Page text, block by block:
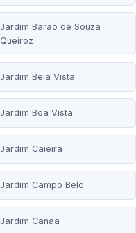
Jardim Barão de Souza
Queiroz
Jardim Bela Vista
Jardim Boa Vista
Jardim Caieira
Jardim Campo Belo
Jardim Canaã